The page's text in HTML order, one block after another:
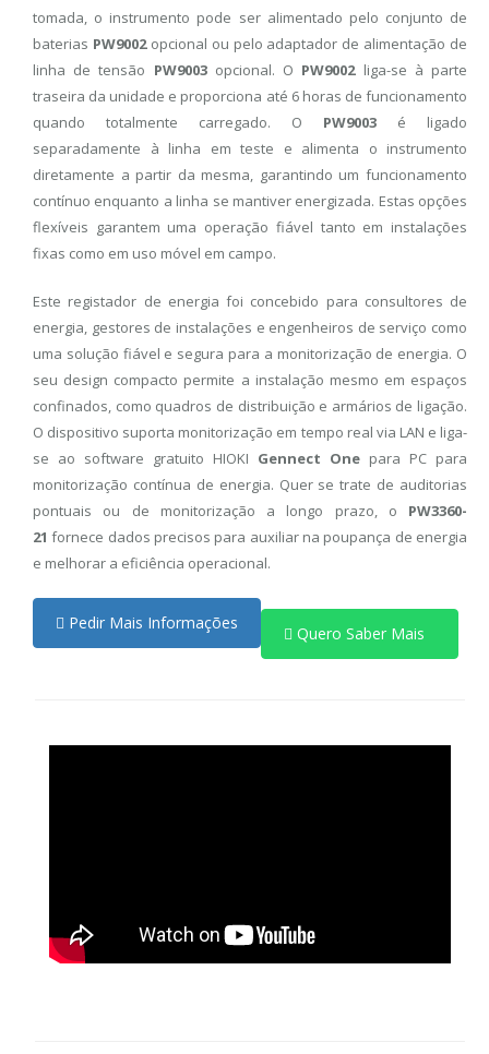
tomada, o instrumento pode ser alimentado pelo conjunto de
baterias PW9002opcional ou pelo adaptador de alimentação de
linha de tensão PW9003opcional. O PW9002liga-se à parte
traseira da unidade e proporciona até 6 horas de funcionamento
quando totalmente carregado. O PW9003 é ligado
separadamente à linha em teste e alimenta o instrumento
diretamente a partir da mesma, garantindo um funcionamento
contínuo enquanto a linha se mantiver energizada. Estas opções
flexíveis garantem uma operação fiável tanto em instalações
fixas como em uso móvel em campo.
Este registador de energia foi concebido para consultores de
energia, gestores de instalações e engenheiros de serviço como
uma solução fiável e segura para a monitorização de energia. O
seu design compacto permite a instalação mesmo em espaços
confinados, como quadros de distribuição e armários de ligação.
O dispositivo suporta monitorização em tempo real via LAN e liga-
se ao software gratuito HIOKI Gennect One para PC para
monitorização contínua de energia. Quer se trate de auditorias
pontuais ou de monitorização a longo prazo, o PW3360-
21 fornece dados precisos para auxiliar na poupança de energia
e melhorar a eficiência operacional.
Pedir Mais Informações
Quero Saber Mais